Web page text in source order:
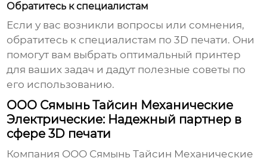
Обратитесь к специалистам
Если у вас возникли вопросы или сомнения,
обратитесь к специалистам по 3D печати. Они
помогут вам выбрать оптимальный принтер
для ваших задач и дадут полезные советы по
его использованию.
ООО Сямынь Тайсин Механические
Электрические: Надежный партнер в
сфере 3D печати
Компания ООО Сямынь Тайсин Механические